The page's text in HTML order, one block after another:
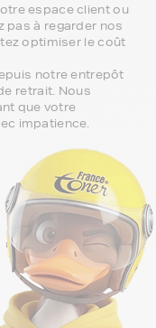
espace client ou
pas à regarder nos
optimiser le coût
notre entrepôt
retrait. Nous
que votre
impatience.